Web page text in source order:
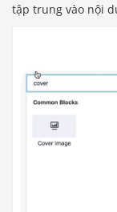
tập trung vào nội